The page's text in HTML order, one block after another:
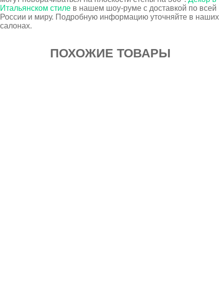
Итальянском стиле в нашем шоу-руме с доставкой по всей
России и миру. Подробную информацию уточняйте в наших
салонах.
ПОХОЖИЕ ТОВАРЫ